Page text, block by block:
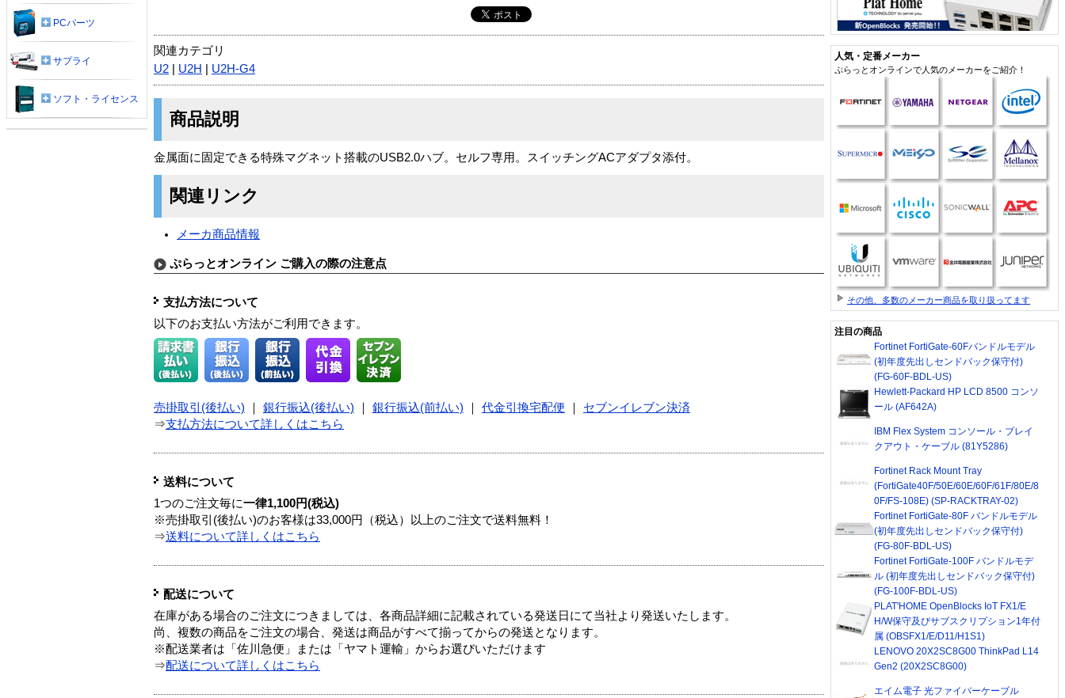
関連カテゴリ
U2
U2H U2H-G4
商品説明
金属面に固定できる特殊マグネット搭載のUSB2.0ハブ。セルフ専用。スイッチングACアダプタ添付。
関連リンク
メーカ商品情報
ぷらっとオンライン ご購入の際の注意点
支払方法について
以下のお支払い方法がご利用できます。
売掛取引(後払い) 銀行振込(後払い) 銀行振込(前払い) 代金引換宅配便
セブンイレブン決済
⇒支払方法について詳しくはこちら
送料について
1つのご注文毎に一律1,100円(税込)
※売掛取引(後払い)のお客様は33,000円（税込）以上のご注文で送料無料！
⇒送料について詳しくはこちら
配送について
在庫がある場合のご注文につきましては、各商品詳細に記載されている発送日にて当社より発送いたします。
尚、複数の商品をご注文の場合、発送は商品がすべて揃ってからの発送となります。
※配送業者は「佐川急便」または「ヤマト運輸」からお選びいただけます
⇒配送について詳しくはこちら
PCパーツ
サプライ
ソフト・ライセンス
人気・定番メーカー
ぷらっとオンラインで人気のメーカーをご紹介！
その他、多数のメーカー商品を取り扱ってます
注目の商品
Fortinet FortiGate-60Fバンドルモデル
(初年度先出しセンドバック保守付)
(FG-60F-BDL-US)
Hewlett-Packard HP LCD 8500 コンソ
ール (AF642A)
IBM Flex System コンソール・ブレイ
クアウト・ケーブル (81Y5286)
Fortinet Rack Mount Tray
(FortiGate40F/50E/60E/60F/61F/80E/8
0F/FS-108E) (SP-RACKTRAY-02)
Fortinet FortiGate-80F バンドルモデル
(初年度先出しセンドバック保守付)
(FG-80F-BDL-US)
Fortinet FortiGate-100F バンドルモデ
ル (初年度先出しセンドバック保守付)
(FG-100F-BDL-US)
PLAT'HOME OpenBlocks IoT FX1/E
H/W保守及びサブスクリプション1年付
属 (OBSFX1/E/D11/H1S1)
LENOVO 20X2SC8G00 ThinkPad L14
Gen2 (20X2SC8G00)
エイム電子 光ファイバーケーブル